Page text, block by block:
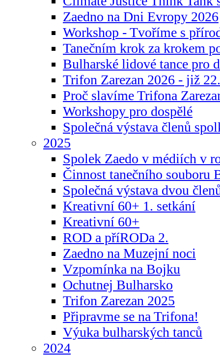
Zaedno na Dni Evropy 2026
Workshop - Tvoříme s
Tanečním krok za krokem
Bulharské lidové tance pro
Trifon Zarezan 2026 - již
Proč slavíme Trifona
Workshopy pro dospělé
Společná výstava členů
2025
Spolek Zaedo v médiích v
Činnost tanečního souboru
Společná výstava dvou
Kreativní 60+ 1. setkání
Kreativní 60+
ROD a příRODa 2.
Zaedno na Muzejní noci
Vzpomínka na Bojku
Ochutnej Bulharsko
Trifon Zarezan 2025
Připravme se na Trifona!
Výuka bulharských tanců
2024